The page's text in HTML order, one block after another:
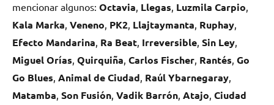
mencionar algunos: Octavia Llegas Luzmila Carpio
Kala Marka Veneno PK2 Llajtaymanta Ruphay
Efecto Mandarina Ra Beat Irreversible Sin Ley
Miguel Orías Quirquiña Carlos Fischer Rantés Go
Go Blues Animal de Ciudad Raúl Ybarnegaray
Matamba Son Fusión Vadik Barrón Atajo Ciudad